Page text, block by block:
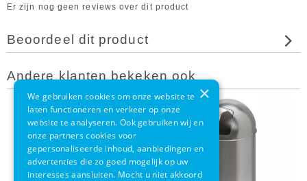
Er zijn nog geen reviews over dit product
Beoordeel dit product
Andere klanten bekeken ook
×
We gebruiken cookies om onze website te
laten functioneren en verkeer op onze
website te analyseren. Ook gebruiken wij en
onze partners cookies voor
gepersonaliseerde inhoud, aanbiedingen en
advertenties die zo goed mogelijk op uw
interesses aansluiten. Mocht u niet akkoord